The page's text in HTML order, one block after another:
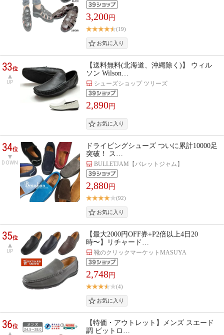
3,200円
(19)
33位
UP
【送料無料(北海道、沖縄除く)】 ウィル
ソン Wilson…
シューズショップ ツリーズ
2,890円
34位
DOWN
ドライビングシューズ ついに累計10000足
突破！ ス…
BULLETJAM【バレットジャム】
2,880円
(92)
35位
UP
【最大2000円OFF券+P2倍以上4日20
時〜】リチャード…
靴のクリックマーケットMASUYA
2,748円
(4)
36位
【特価・アウトレット】メンズ スエード
調 ビットロ…